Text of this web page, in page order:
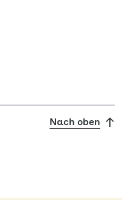
Nach oben